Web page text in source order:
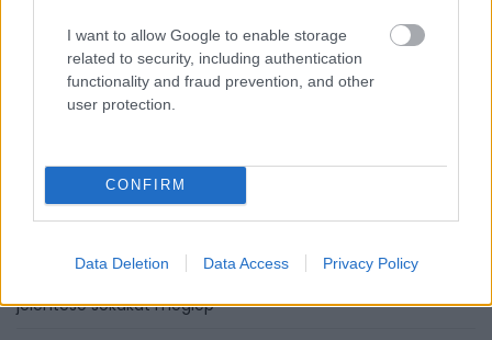
I want to allow Google to enable storage
related to security, including authentication
functionality and fraud prevention, and other
user protection.
CONFIRM
Data Deletion Data Access Privacy Policy
nyers saláta fogyasztása
Rejtett porfogók a lakásban, amik miatt sűrűbben kell
takarítanod
hogyan hatnak a mentális egészségünkre
jelentése sokakat meglep